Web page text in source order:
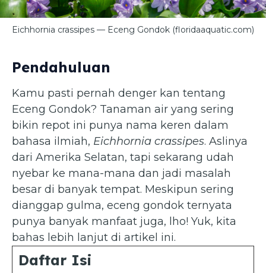
Eichhornia crassipes — Eceng Gondok (floridaaquatic.com)
Pendahuluan
Kamu pasti pernah denger kan tentang
Eceng Gondok? Tanaman air yang sering
bikin repot ini punya nama keren dalam
bahasa ilmiah, Eichhornia crassipes. Aslinya
dari Amerika Selatan, tapi sekarang udah
nyebar ke mana-mana dan jadi masalah
besar di banyak tempat. Meskipun sering
dianggap gulma, eceng gondok ternyata
punya banyak manfaat juga, lho! Yuk, kita
bahas lebih lanjut di artikel ini.
Daftar Isi